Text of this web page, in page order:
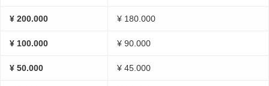
¥ 200.000 ¥ 180.000
¥ 100.000 ¥ 90.000
¥ 50.000 ¥ 45.000